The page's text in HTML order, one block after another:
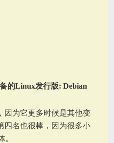
的Linux发行版: Debian
因为它更多时候是其他变
四名也很棒，因为很多小
。